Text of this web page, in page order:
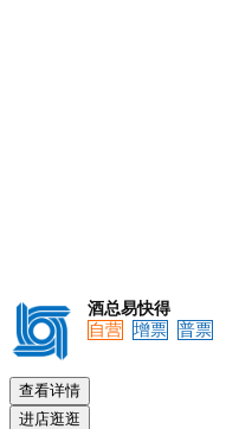
预览
酒总易快得
自营
增票 普票
查看详情
进店逛逛